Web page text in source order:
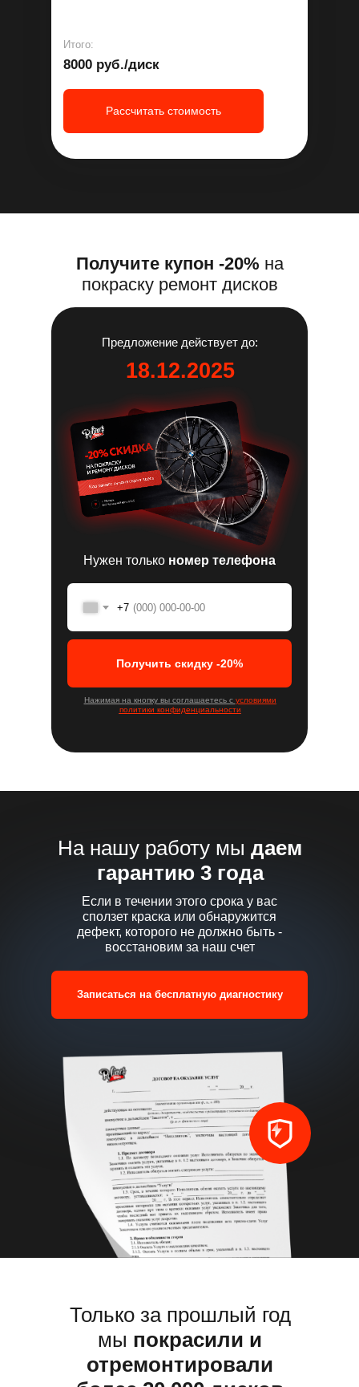
Итого:
8000 руб./диск
Рассчитать стоимость
Получите купон -20% на
покраску ремонт дисков
Предложение действует до:
Нужен только номер телефона
18.12.2025
+7
Получить скидку -20%
Нажимая на кнопку вы соглашаетесь с условиями
политики конфиденциальности
На нашу работу мы даем
гарантию 3 года
Если в течении этого срока у вас
сползет краска или обнаружится
дефект, которого не должно быть -
восстановим за наш счет
Записаться на бесплатную диагностику
Только за прошлый год
и отремонтировали
дисков
Только за прошлый год
мы покрасили и
отремонтировали